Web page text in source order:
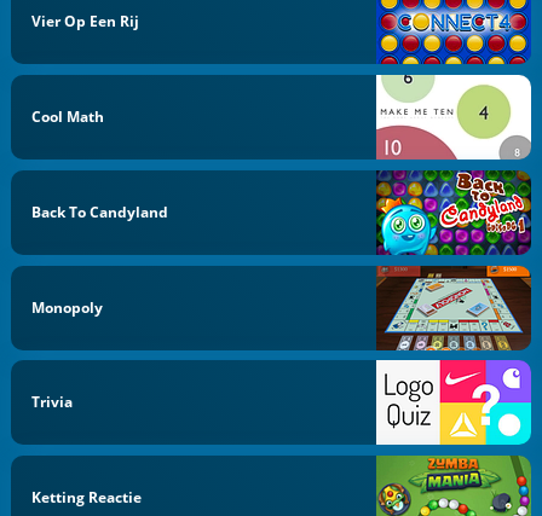
Vier Op Een Rij
Cool Math
Back To Candyland
Monopoly
Trivia
Ketting Reactie